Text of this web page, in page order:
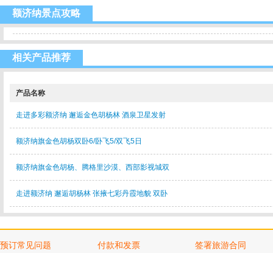
额济纳景点攻略
相关产品推荐
产品名称
走进多彩额济纳 邂逅金色胡杨林 酒泉卫星发射
额济纳旗金色胡杨双卧6/卧飞5/双飞5日
额济纳旗金色胡杨、腾格里沙漠、西部影视城双
走进额济纳 邂逅胡杨林 张掖七彩丹霞地貌 双卧
预订常见问题 付款和发票 签署旅游合同